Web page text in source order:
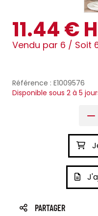
11.44 €
Vendu par 6 / Soit
Référence : E1009576
Disponible sous 2 à 5
PARTAGER